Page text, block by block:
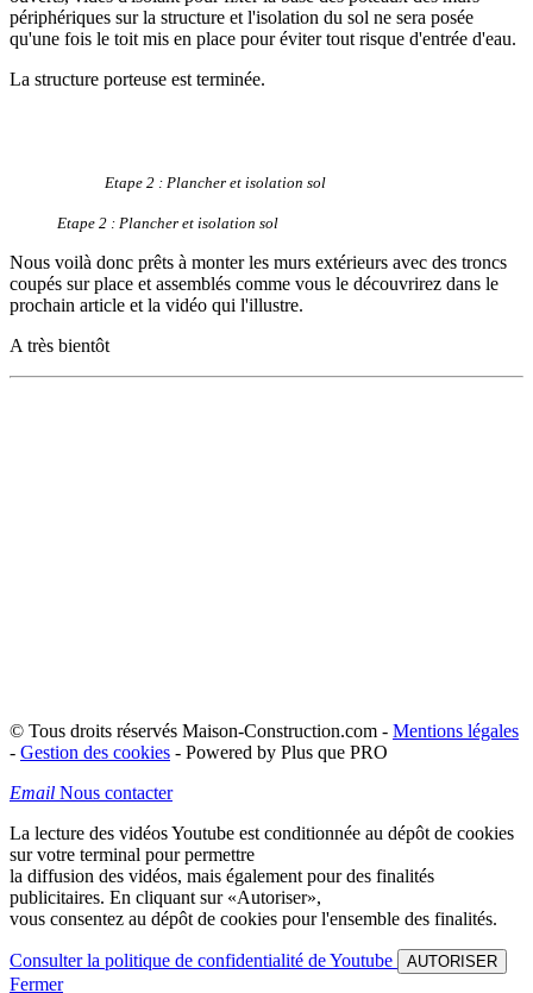
périphériques sur la structure et l'isolation du sol ne sera posée
qu'une fois le toit mis en place pour éviter tout risque d'entrée d'eau.
La structure porteuse est terminée.
Etape 2 : Plancher et isolation sol
Etape 2 : Plancher et isolation sol
Nous voilà donc prêts à monter les murs extérieurs avec des troncs
coupés sur place et assemblés comme vous le découvrirez dans le
prochain article et la vidéo qui l'illustre.
A très bientôt
© Tous droits réservés Maison-Construction.com - Mentions légales
- Gestion des cookies - Powered by Plus que PRO
Email Nous contacter
La lecture des vidéos Youtube est conditionnée au dépôt de cookies
sur votre terminal pour permettre
la diffusion des vidéos, mais également pour des finalités
publicitaires. En cliquant sur «Autoriser»,
vous consentez au dépôt de cookies pour l'ensemble des finalités.
Consulter la politique de confidentialité de Youtube AUTORISER
Fermer